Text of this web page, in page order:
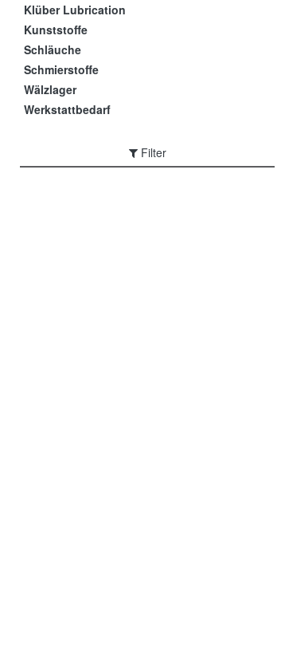
Klüber Lubrication
Kunststoffe
Schläuche
Schmierstoffe
Wälzlager
Werkstattbedarf
Filter